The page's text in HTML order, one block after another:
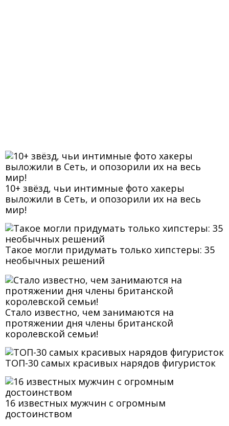
10+ звёзд, чьи интимные фото хакеры
выложили в Сеть, и опозорили их на весь
мир!
Такое могли придумать только хипстеры: 35
необычных решений
Стало известно, чем занимаются на
протяжении дня члены британской
королевской семьи!
ТОП-30 самых красивых нарядов фигуристок
16 известных мужчин с огромным
достоинством